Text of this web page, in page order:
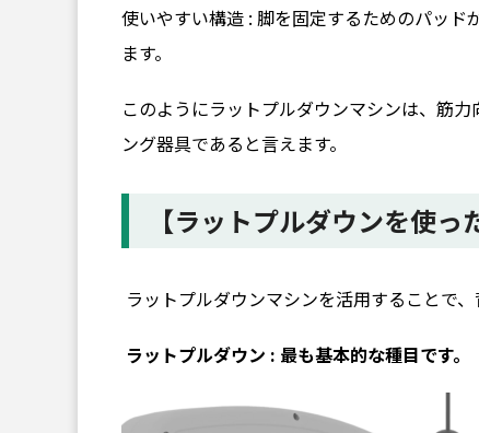
使いやすい構造 : 脚を固定するためのパッド
ます。
このようにラットプルダウンマシンは、筋
ング器具であると言えます。
【ラットプルダウンを使
ラットプルダウンマシンを活用することで
ラットプルダウン : 最も基本的な種目です。